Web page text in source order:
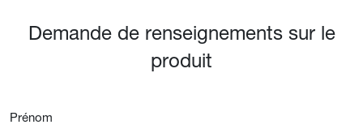
Demande de renseignements sur le
produit
Prénom